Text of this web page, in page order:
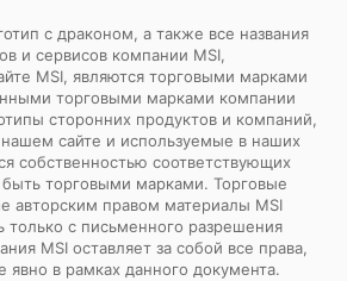
с драконом, а также все названия
и сервисов компании MSI,
MSI, являются торговыми марками
торговыми марками компании
сторонних продуктов и компаний,
сайте и используемые в наших
собственностью соответствующих
быть торговыми марками. Торговые
авторским правом материалы MSI
только с письменного разрешения
MSI оставляет за собой все права,
явно в рамках данного документа.